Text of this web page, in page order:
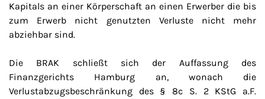
Kapitals an einer Körperschaft an einen Erwerber die bis
zum Erwerb nicht genutzten Verluste nicht mehr
abziehbar sind.
Die BRAK schließt sich der Auffassung des
Finanzgerichts Hamburg an, wonach die
Verlustabzugsbeschränkung des § 8c S. 2 KStG a.F.